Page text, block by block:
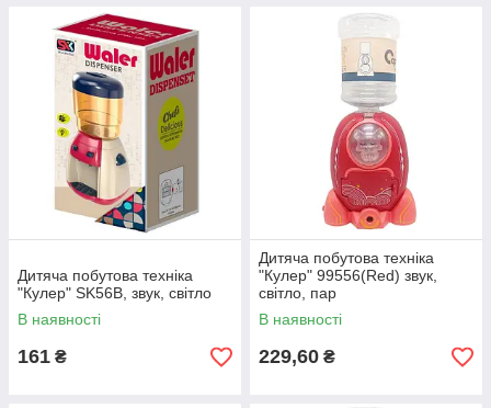
Дитяча побутова техніка
"Кулер" SK56B, звук, світло
В наявності
161 ₴
Дитяча побутова техніка
"Кулер" 99556(Red) звук,
світло, пар
В наявності
229,60 ₴